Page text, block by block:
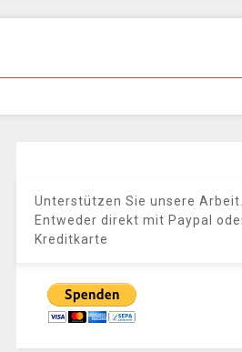
Unterstützen Sie unsere Arbeit.
Entweder direkt mit Paypal
Kreditkarte